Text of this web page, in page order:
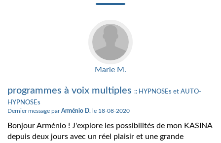
Marie M.
programmes à voix multiples :: HYPNOSEs et AUTO-
HYPNOSEs
Dernier message parArménio D. le 18-08-2020
Bonjour Arménio ! J'explore les possibilités de mon KASINA
depuis deux jours avec un réel plaisir et une grande